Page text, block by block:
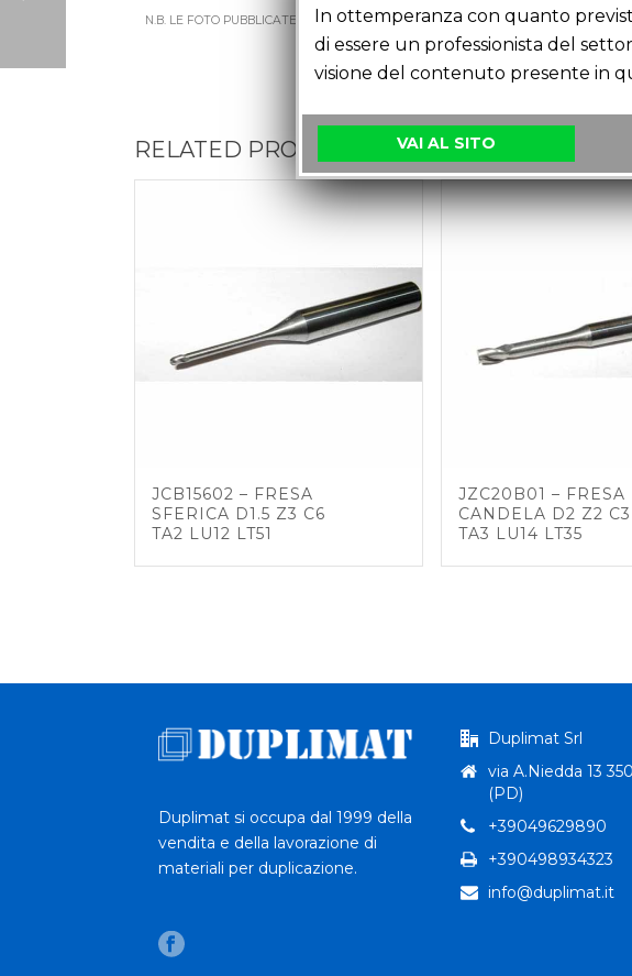
N.B. LE FOTO PUBBLICATE POSSONONON DAREL’ESATTA PERCEZIONE DEL
RELATED PRODUCTS
JCB15602 – FRESA
SFERICA D1.5 Z3 C6
TA2 LU12 LT51
JZC20B01 – FRESA
CANDELA D2 Z2 C3
TA3 LU14 LT35
Duplimat si occupa dal 1999 della
vendita e della lavorazione di
materiali per duplicazione.
Duplimat Srl
via A.Niedda 13
(PD)
+39049629890
+390498934323
info@duplimat.it
In ottemperanza con quanto
di essere un professionista del
visione del contenuto presente in
VAI AL SITO